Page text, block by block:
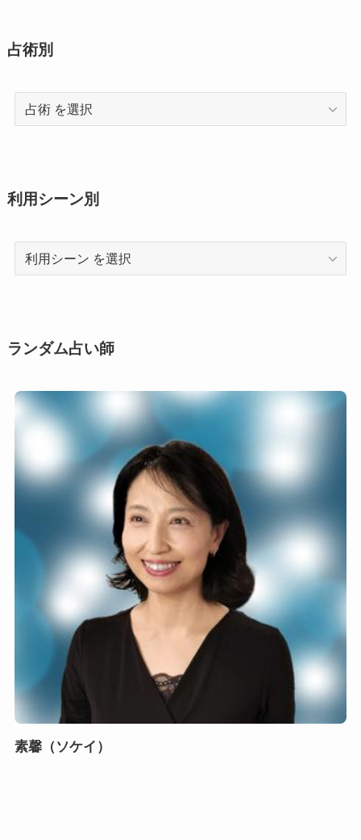
占術別
術
利用シーン別
利
用
ン
ランダム占い師
素馨（ソケイ）